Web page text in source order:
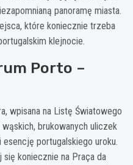
panoramę miasta.
które koniecznie trzeba
klejnocie.
Porto –
wpisana na Listę Światowego
brukowanych uliczek
portugalskiego uroku.
koniecznie na Praça da